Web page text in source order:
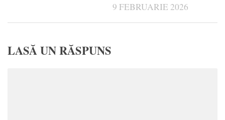
9 FEBRUARIE 2026
LASĂ UN RĂSPUNS